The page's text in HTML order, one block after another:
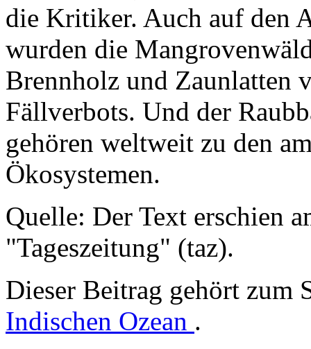
die Kritiker. Auch auf den
wurden die
Brennholz und Zaunlatten
Fällverbots. Und der
gehören weltweit zu den
Ökosystemen.
Quelle: Der Text erschien
"Tageszeitung" (taz).
Dieser Beitrag gehört zum
Indischen Ozean .